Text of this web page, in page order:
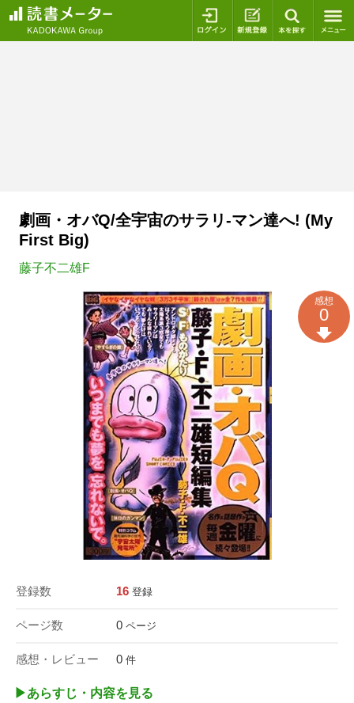
ログイン 新規登録
劇画・オバQ/全宇宙のサラリ-マン達へ! (My
First Big)
藤子不二雄F
登録数 16 登録
ページ数 0 ページ
感想・レビュー 0 件
感想
0
▶︎あらすじ・内容を見る